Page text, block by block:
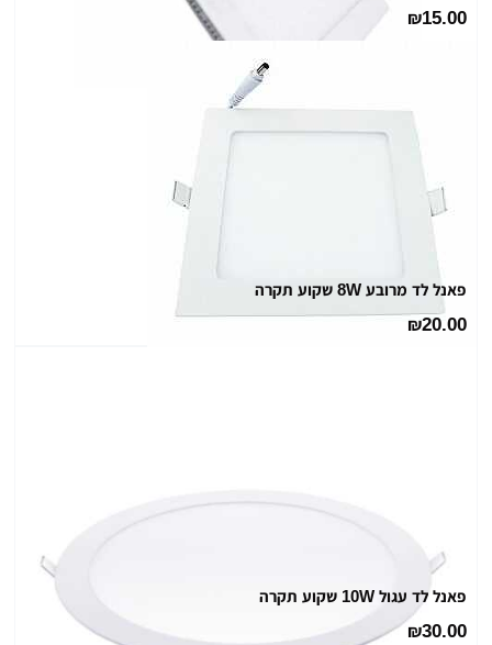
₪15.00
פאנל לד מרובע 8W שקוע תקרה
₪20.00
פאנל לד עגול 10W שקוע תקרה
₪30.00